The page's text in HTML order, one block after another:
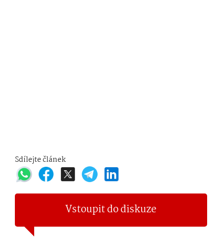
Sdílejte článek
Vstoupit do diskuze